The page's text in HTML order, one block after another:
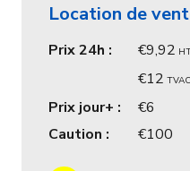
Location de
Prix 24h : 9,92
12 TVAC
Prix jour+ :
6
Caution :
100